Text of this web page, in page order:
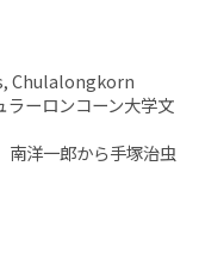
Chulalongkorn
ーロンコーン大学文
洋一郎から手塚治虫